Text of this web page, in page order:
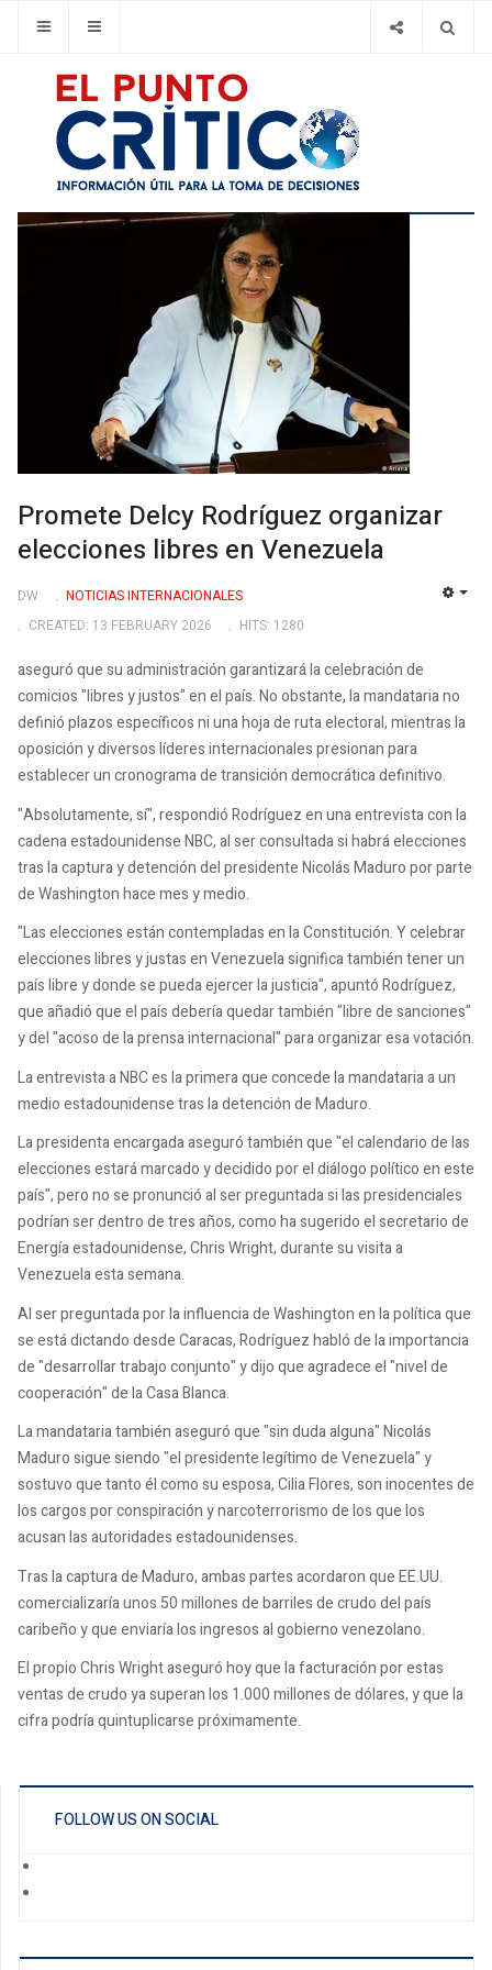
Promete Delcy Rodríguez organizar
elecciones libres en Venezuela
DW
NOTICIAS INTERNACIONALES
CREATED: 13 FEBRUARY 2026
HITS: 1280
aseguró que su administración garantizará la celebración de
comicios "libres y justos" en el país. No obstante, la mandataria no
definió plazos específicos ni una hoja de ruta electoral, mientras la
oposición y diversos líderes internacionales presionan para
establecer un cronograma de transición democrática definitivo.
"Absolutamente, sí", respondió Rodríguez en una entrevista con la
cadena estadounidense NBC, al ser consultada si habrá elecciones
tras la captura y detención del presidente Nicolás Maduro por parte
de Washington hace mes y medio.
"Las elecciones están contempladas en la Constitución. Y celebrar
elecciones libres y justas en Venezuela significa también tener un
país libre y donde se pueda ejercer la justicia", apuntó Rodríguez,
que añadió que el país debería quedar también "libre de sanciones"
y del "acoso de la prensa internacional" para organizar esa votación.
La entrevista a NBC es la primera que concede la mandataria a un
medio estadounidense tras la detención de Maduro.
La presidenta encargada aseguró también que "el calendario de las
elecciones estará marcado y decidido por el diálogo político en este
país", pero no se pronunció al ser preguntada si las presidenciales
podrían ser dentro de tres años, como ha sugerido el secretario de
Energía estadounidense, Chris Wright, durante su visita a
Venezuela esta semana.
Al ser preguntada por la influencia de Washington en la política que
se está dictando desde Caracas, Rodríguez habló de la importancia
de "desarrollar trabajo conjunto" y dijo que agradece el "nivel de
cooperación" de la Casa Blanca.
La mandataria también aseguró que "sin duda alguna" Nicolás
Maduro sigue siendo "el presidente legítimo de Venezuela" y
sostuvo que tanto él como su esposa, Cilia Flores, son inocentes de
los cargos por conspiración y narcoterrorismo de los que los
acusan las autoridades estadounidenses.
Tras la captura de Maduro, ambas partes acordaron que EE.UU.
comercializaría unos 50 millones de barriles de crudo del país
caribeño y que enviaría los ingresos al gobierno venezolano.
El propio Chris Wright aseguró hoy que la facturación por estas
ventas de crudo ya superan los 1.000 millones de dólares, y que la
cifra podría quintuplicarse próximamente.
FOLLOW US ON SOCIAL